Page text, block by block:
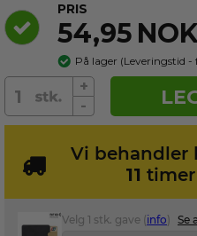
PRIS
54,95
På lager (Leveringstid -
+
-
Vi behandler
11 timer
Velg 1 stk. gave ( info ) Se